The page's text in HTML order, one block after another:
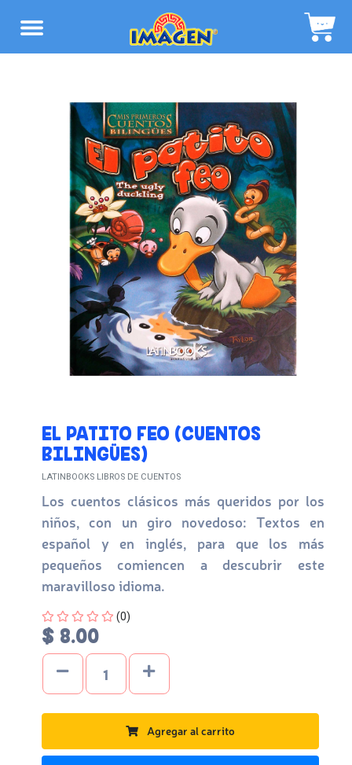
EL PATITO FEO (CUENTOS
BILINGÜES)
LATINBOOKS LIBROS DE CUENTOS
Los cuentos clásicos más queridos por los
niños, con un giro novedoso: Textos en
español y en inglés, para que los más
pequeños comiencen a descubrir este
maravilloso idioma.
Four out of Five Stars
(0)
$ 8.00
Agregar al carrito